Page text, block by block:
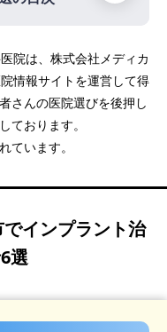
療所 PR
院
科クリニック
院は、株式会社メディカ
情報サイトを運営して得
さんの医院選びを後押し
ております。
ています。
インプラント治
選